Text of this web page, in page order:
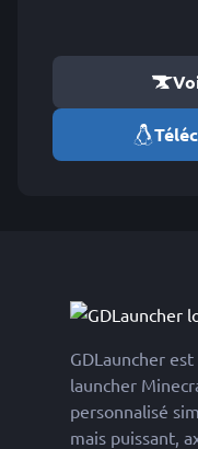
GDLauncher est
launcher
personnalisé
mais puissant,